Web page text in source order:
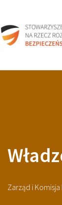
Zarząd i Komisja